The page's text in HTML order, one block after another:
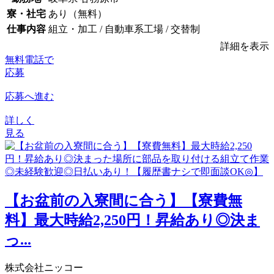
寮・社宅 あり（無料）
仕事内容 組立・加工 / 自動車系工場 / 交替制
詳細を表示
無料電話で
応募
応募へ進む
詳しく
見る
【お盆前の入寮間に合う】【寮費無
料】最大時給2,250円！昇給あり◎決ま
っ...
株式会社ニッコー